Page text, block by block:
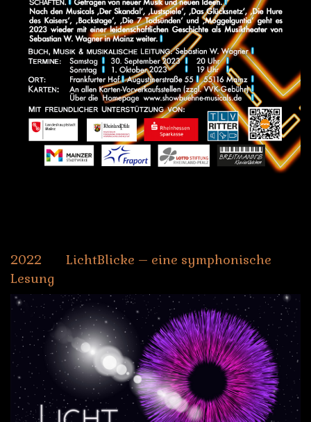
2022 LichtBlicke – eine symphonische
Lesung